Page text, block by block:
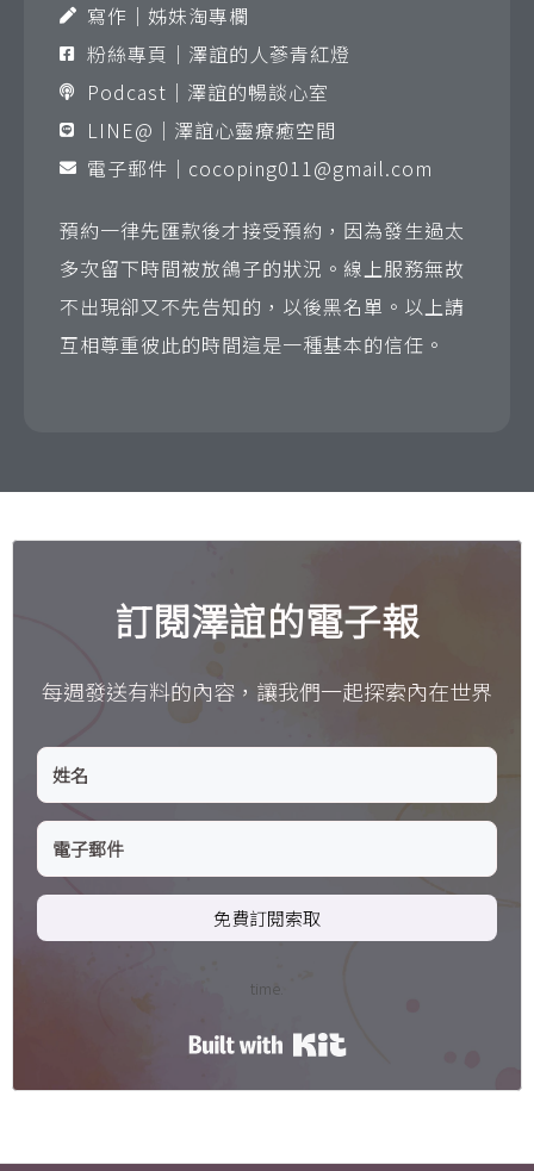
寫作｜姊妹淘專欄
粉絲專頁｜澤誼的人蔘青紅燈
Podcast｜澤誼的暢談心室
LINE@｜澤誼心靈療癒空間
電子郵件｜ cocoping011@gmail.com
預約一律先匯款後才接受預約，因為發生過太
多次留下時間被放鴿子的狀況。線上服務無故
不出現卻又不先告知的，以後黑名單。以上請
互相尊重彼此的時間這是一種基本的信任。
訂閱澤誼的電子報
每週發送有料的內容，讓我們一起探索內在世界
免費訂閱索取
time.